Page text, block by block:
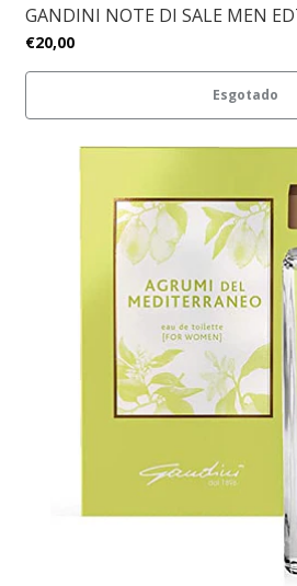
GANDINI NOTE DI SALE MEN
€20,00
Esgotado